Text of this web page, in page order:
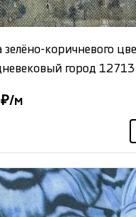
коричневого
город 12713
м